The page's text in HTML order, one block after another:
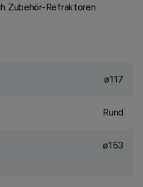
Zubehör-Refraktoren
ø117
Rund
ø153